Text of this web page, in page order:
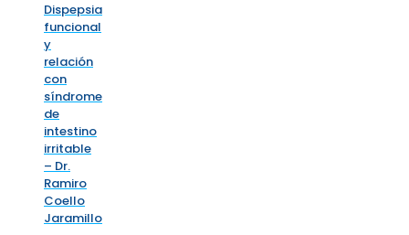
Dispepsia
funcional
y
relación
con
síndrome
de
intestino
irritable
– Dr.
Ramiro
Coello
Jaramillo